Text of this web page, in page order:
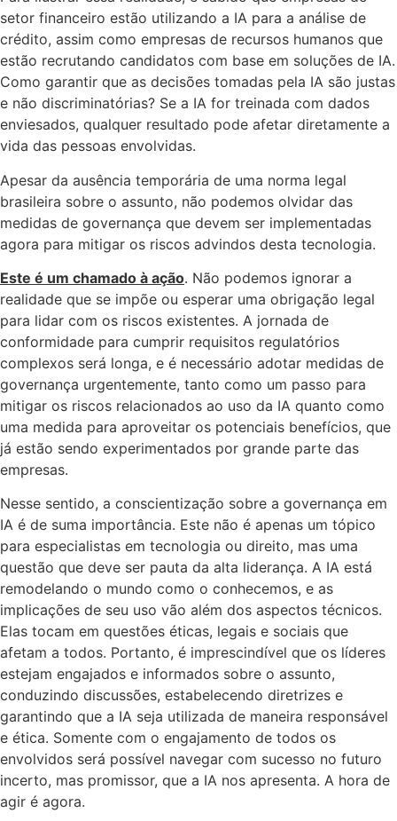
setor financeiro estão utilizando a IA para a análise de
crédito, assim como empresas de recursos humanos que
estão recrutando candidatos com base em soluções de IA.
Como garantir que as decisões tomadas pela IA são justas
e não discriminatórias? Se a IA for treinada com dados
enviesados, qualquer resultado pode afetar diretamente a
vida das pessoas envolvidas.
Apesar da ausência temporária de uma norma legal
brasileira sobre o assunto, não podemos olvidar das
medidas de governança que devem ser implementadas
agora para mitigar os riscos advindos desta tecnologia.
Este é um chamado à ação. Não podemos ignorar a
realidade que se impõe ou esperar uma obrigação legal
para lidar com os riscos existentes. A jornada de
conformidade para cumprir requisitos regulatórios
complexos será longa, e é necessário adotar medidas de
governança urgentemente, tanto como um passo para
mitigar os riscos relacionados ao uso da IA quanto como
uma medida para aproveitar os potenciais benefícios, que
já estão sendo experimentados por grande parte das
empresas.
Nesse sentido, a conscientização sobre a governança em
IA é de suma importância. Este não é apenas um tópico
para especialistas em tecnologia ou direito, mas uma
questão que deve ser pauta da alta liderança. A IA está
remodelando o mundo como o conhecemos, e as
implicações de seu uso vão além dos aspectos técnicos.
Elas tocam em questões éticas, legais e sociais que
afetam a todos. Portanto, é imprescindível que os líderes
estejam engajados e informados sobre o assunto,
conduzindo discussões, estabelecendo diretrizes e
garantindo que a IA seja utilizada de maneira responsável
e ética. Somente com o engajamento de todos os
envolvidos será possível navegar com sucesso no futuro
incerto, mas promissor, que a IA nos apresenta. A hora de
agir é agora.